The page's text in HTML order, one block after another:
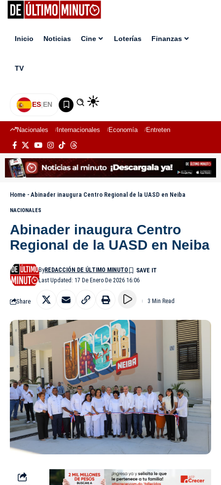
Inicio Noticias Cine Loterías Finanzas
TV
ES|EN
Nacionales Internacionales Economía Entretenimiento
Home - Abinader inaugura Centro Regional de la UASD en Neiba
NACIONALES
Abinader inaugura Centro
Regional de la UASD en Neiba
Last Updated: 17 De Enero De 2026 16:06
ByREDACCIÓN DE ÚLTIMO MINUTO
Share 3 Min Read